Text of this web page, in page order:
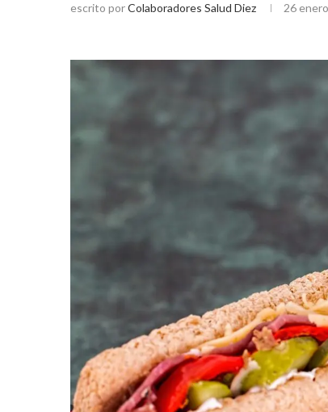
escrito porColaboradores Salud Diez 26